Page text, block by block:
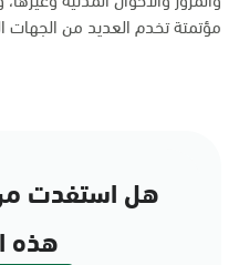
مؤتمتة تخدم العديد من الجهات
هل استفدت
هذه